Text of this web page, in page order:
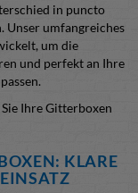
in puncto
Unser umfangreiches
um die
und perfekt an Ihre
Ihre Gitterboxen
KLARE